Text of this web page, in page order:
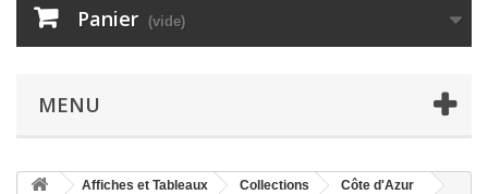
Panier (vide)
MENU
Affiches et Tableaux Collections
Côte d'Azur